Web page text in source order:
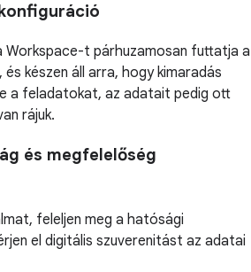
Workspace-t párhuzamosan futtatja a
készen áll arra, hogy kimaradás
a feladatokat, az adatait pedig ott
rájuk.
és megfelelőség
feleljen meg a hatósági
el digitális szuverenitást az adatai